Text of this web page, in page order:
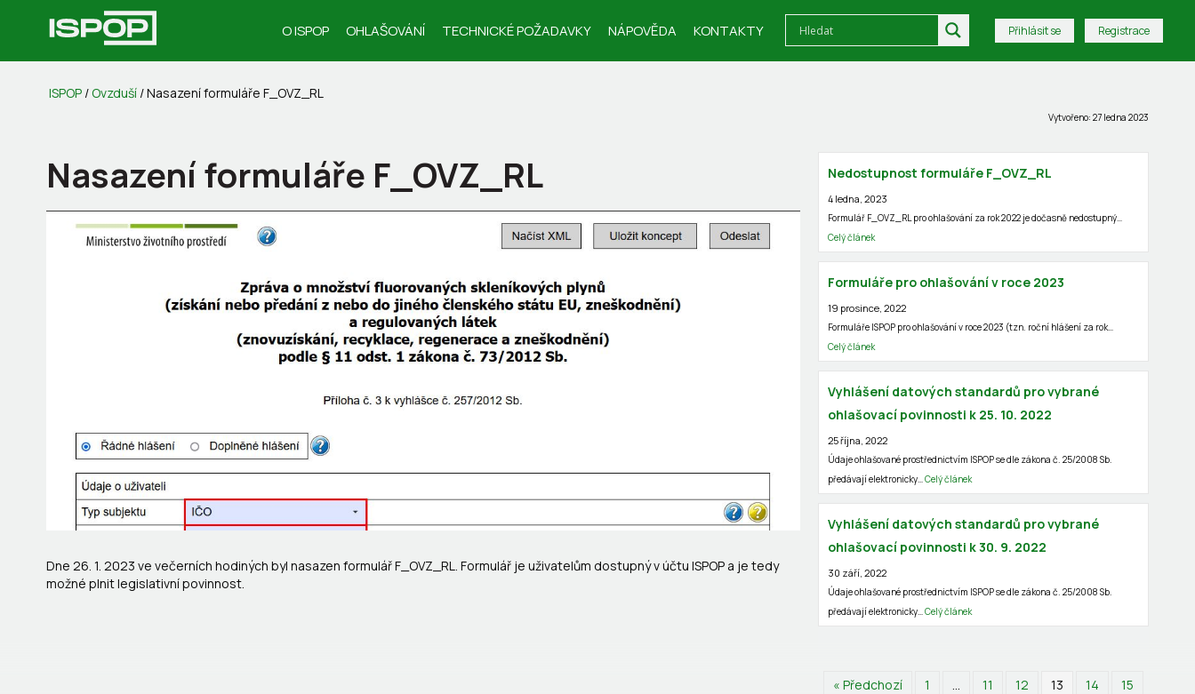
O ISPOP OHLAŠOVÁNÍ TECHNICKÉ POŽADAVKY NÁPOVĚDA KONTAKTY Přihlásit se Registrace
ISPOP / Ovzduší /Nasazení formuláře F_OVZ_RL
Vytvořeno: 27 ledna 2023
Nasazení formuláře F_OVZ_RL
Dne 26. 1. 2023 ve večerních hodiných byl nasazen formulář F_OVZ_RL. Formulář je uživatelům dostupný v účtu ISPOP a je tedy
možné plnit legislativní povinnost.
Nedostupnost formuláře F_OVZ_RL
4 ledna, 2023
Formulář F_OVZ_RL pro ohlašování za rok 2022 je dočasně nedostupný…
Celý článek
Formuláře pro ohlašování v roce 2023
19 prosince, 2022
Formuláře ISPOP pro ohlašování v roce 2023 (tzn. roční hlášení za rok…
Celý článek
Vyhlášení datových standardů pro vybrané
ohlašovací povinnosti k 25. 10. 2022
25 října, 2022
Údaje ohlašované prostřednictvím ISPOP se dle zákona č. 25/2008 Sb.
předávají elektronicky…Celý článek
Vyhlášení datových standardů pro vybrané
ohlašovací povinnosti k 30. 9. 2022
30 září, 2022
Údaje ohlašované prostřednictvím ISPOP se dle zákona č. 25/2008 Sb.
předávají elektronicky…Celý článek
« Předchozí 1 … 11 12 13 14
15